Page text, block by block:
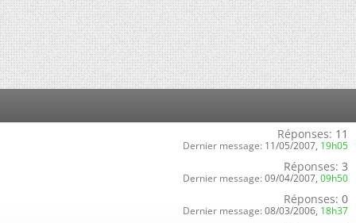
Réponses: 11
Dernier message: 11/05/2007, 19h05
Réponses: 3
Dernier message: 09/04/2007, 09h50
Réponses: 0
Dernier message: 08/03/2006, 18h37